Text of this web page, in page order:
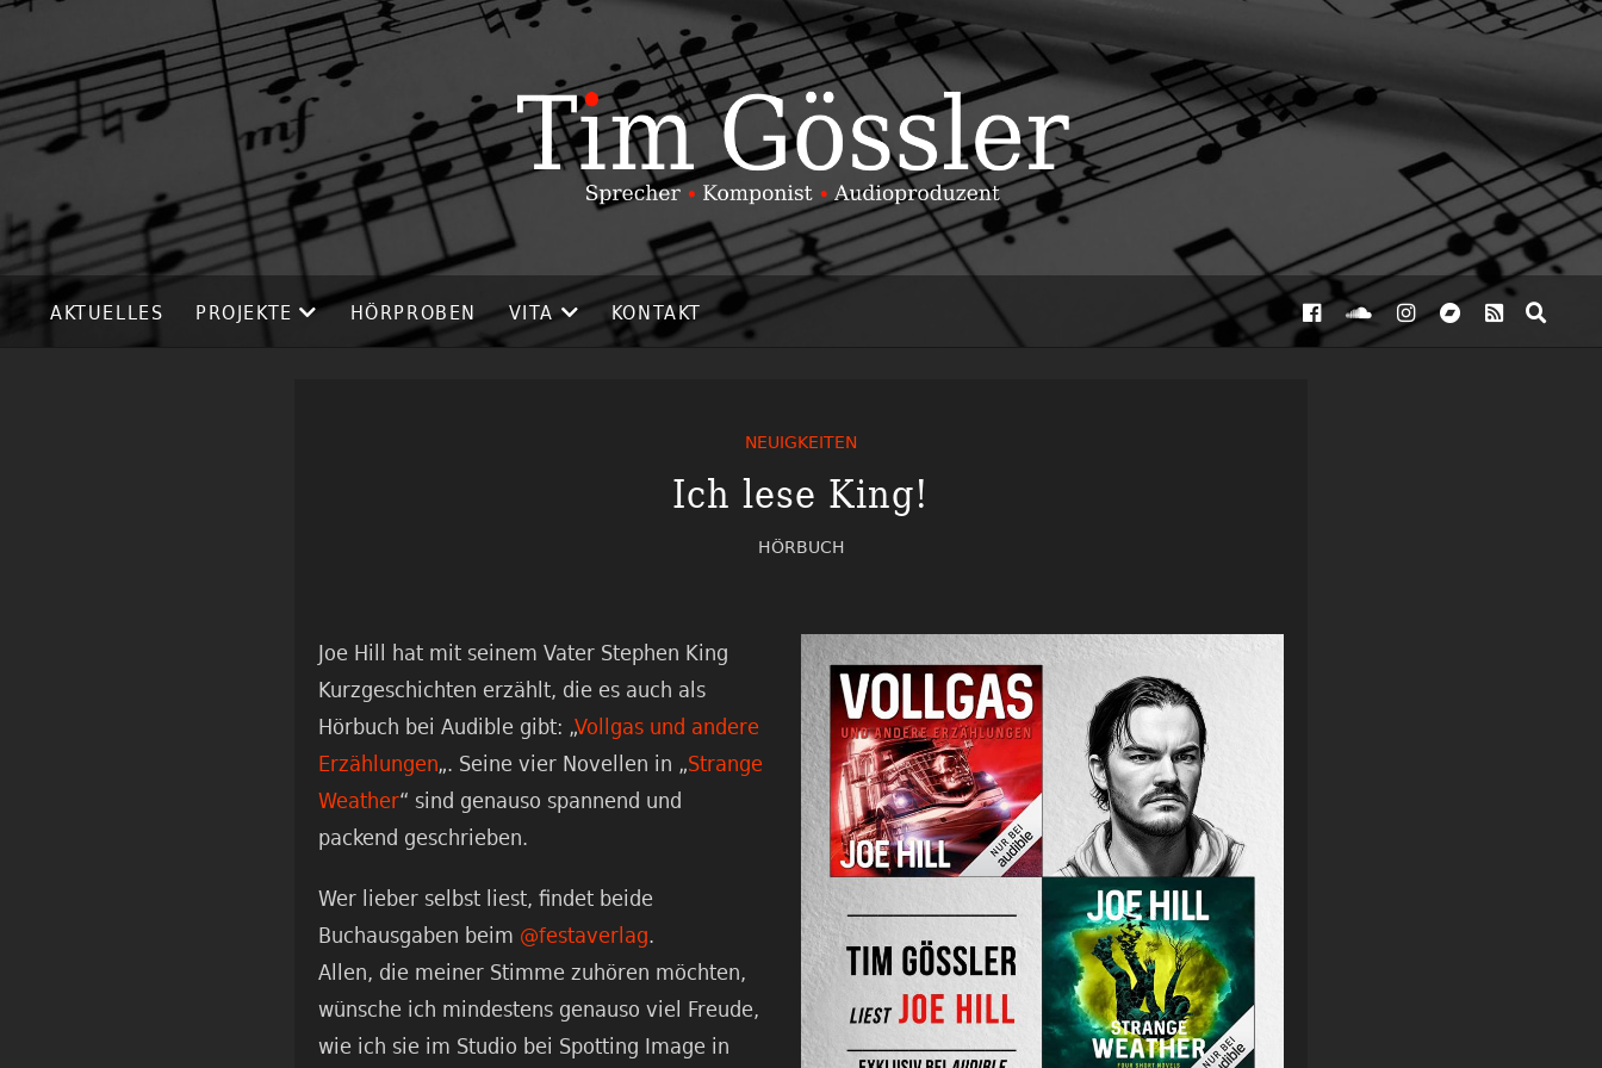
AKTUELLES PROJEKTE HÖRPROBEN VITA KONTAKT
NEUIGKEITEN
Ich lese King!
HÖRBUCH
Joe Hill hat mit seinem Vater Stephen King
Kurzgeschichten erzählt, die es auch als
Hörbuch bei Audible gibt: „Vollgas und andere
Erzählungen„. Seine vier Novellen in „Strange
Weather“ sind genauso spannend und
packend geschrieben.
Wer lieber selbst liest, findet beide
Buchausgaben beim @festaverlag.
Allen, die meiner Stimme zuhören möchten,
wünsche ich mindestens genauso viel Freude,
wie ich sie im Studio bei Spotting Image in